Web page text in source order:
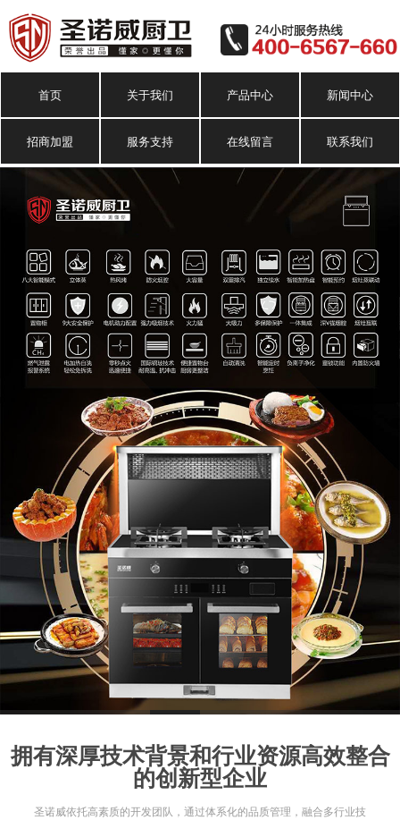
首页 关于我们 产品中心 新闻中心
招商加盟 服务支持 在线留言 联系我们
1 2 3 4 5 6 7 8
拥有深厚技术背景和行业资源高效整合
的创新型企业
圣诺威依托高素质的开发团队，通过体系化的品质管理，融合多行业技